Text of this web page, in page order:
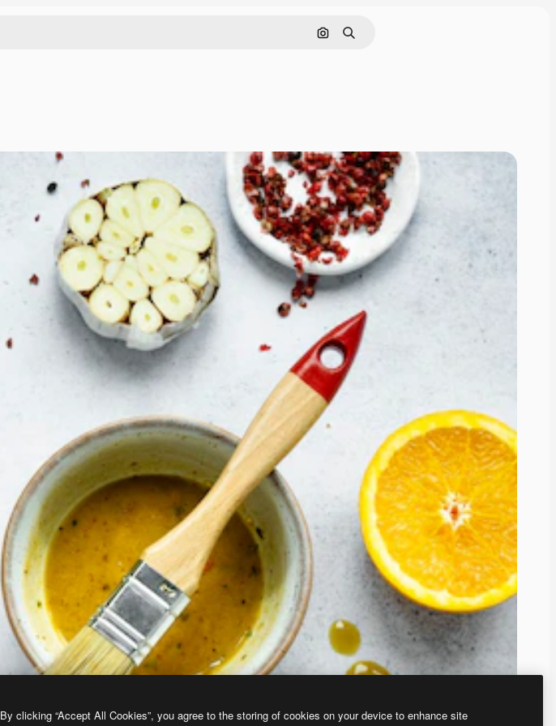
画像で検索
検索
By clicking “Accept All Cookies”, you agree to the storing of cookies on your device to enhance site